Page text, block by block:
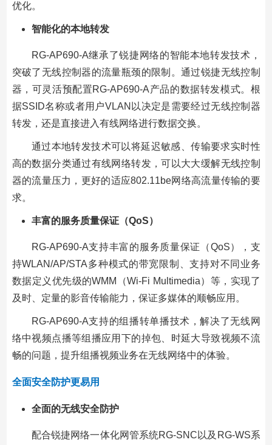
优化。
智能化的本地转发
RG-AP690-A继承了锐捷网络的智能本地转发技术，
突破了无线控制器的流量瓶颈的限制。通过锐捷无线控制
器，可灵活预配置RG-AP690-A产品的数据转发模式。根
据SSID名称或者用户VLAN以决定是需要经过无线控制器
转发，还是直接进入有线网络进行数据交换。
通过本地转发技术可以将延迟敏感、传输要求实时性
高的数据分类通过有线网络转发，可以大大缓解无线控制
器的流量压力，更好的适应802.11be网络高流量传输的要
求。
丰富的服务质量保证（QoS）
RG-AP690-A支持丰富的服务质量保证（QoS），支
持WLAN/AP/STA多种模式的带宽限制、支持对不同业务
数据定义优先级的WMM（Wi-Fi Multimedia）等，实现了
及时、定量的影音传输能力，保证多媒体的顺畅应用。
RG-AP690-A支持的组播转单播技术，解决了无线网
络中视频点播等组播应用下的掉包、时延大导致视频不流
畅的问题，提升组播视频业务在无线网络中的体验。
全面安全防护更易用
全面的无线安全防护
配合锐捷网络一体化网管系统RG-SNC以及RG-WS系